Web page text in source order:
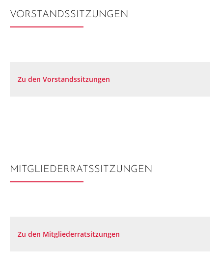
VORSTANDSSITZUNGEN
Zu den Vorstandssitzungen
MITGLIEDERRATSSITZUNGEN
Zu den Mitgliederratsitzungen